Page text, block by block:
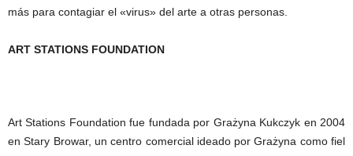
más para contagiar el «virus» del arte a otras personas.
ART STATIONS FOUNDATION
Art Stations Foundation fue fundada por Grażyna Kukczyk en 2004
en Stary Browar, un centro comercial ideado por Grażyna como fiel